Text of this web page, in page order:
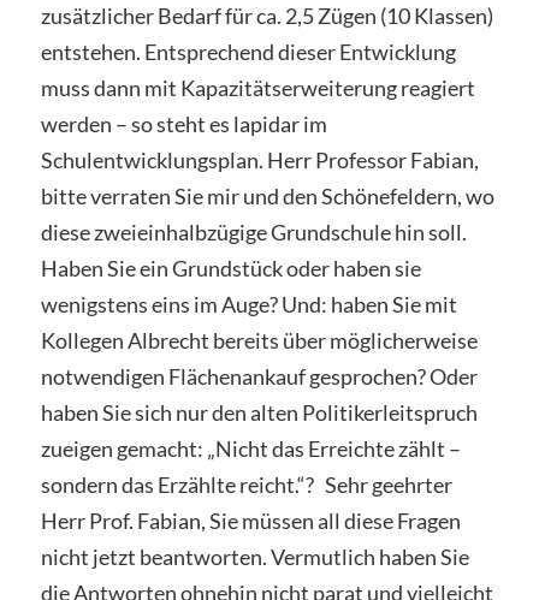
zusätzlicher Bedarf für ca. 2,5 Zügen (10 Klassen)
entstehen. Entsprechend dieser Entwicklung
muss dann mit Kapazitätserweiterung reagiert
werden – so steht es lapidar im
Schulentwicklungsplan. Herr Professor Fabian,
bitte verraten Sie mir und den Schönefeldern, wo
diese zweieinhalbzügige Grundschule hin soll.
Haben Sie ein Grundstück oder haben sie
wenigstens eins im Auge? Und: haben Sie mit
Kollegen Albrecht bereits über möglicherweise
notwendigen Flächenankauf gesprochen? Oder
haben Sie sich nur den alten Politikerleitspruch
zueigen gemacht: „Nicht das Erreichte zählt –
sondern das Erzählte reicht.“? Sehr geehrter
Herr Prof. Fabian, Sie müssen all diese Fragen
nicht jetzt beantworten. Vermutlich haben Sie
die Antworten ohnehin nicht parat und vielleicht